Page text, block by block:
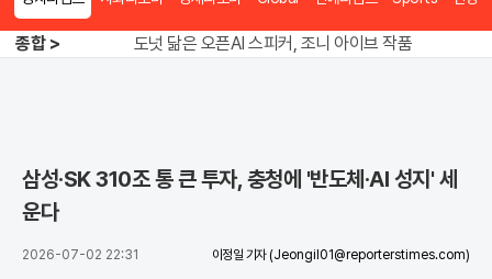
종합 >
도넛 닮은 오픈AI 스피커, 조니 아이브 작품
삼성·SK 310조 통 큰 투자, 충청에 '반도체·AI 성지' 세
운다
2026-07-02 22:31 이정일 기자 (Jeongil01@reporterstimes.com)